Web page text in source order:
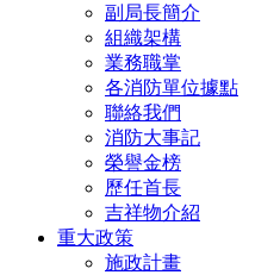
副局長簡介
組織架構
業務職掌
各消防單位據點
聯絡我們
消防大事記
榮譽金榜
歷任首長
吉祥物介紹
重大政策
施政計畫